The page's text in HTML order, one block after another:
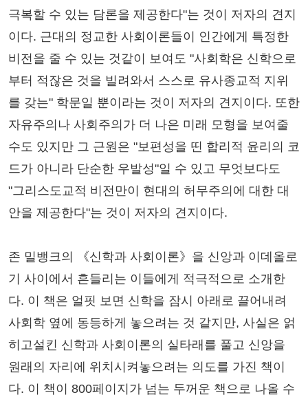
극복할 수 있는 담론을 제공한다"는 것이 저자의 견지
이다. 근대의 정교한 사회이론들이 인간에게 특정한
비전을 줄 수 있는 것같이 보여도 "사회학은 신학으로
부터 적잖은 것을 빌려와서 스스로 유사종교적 지위
를 갖는" 학문일 뿐이라는 것이 저자의 견지이다. 또한
자유주의나 사회주의가 더 나은 미래 모형을 보여줄
수도 있지만 그 근원은 "보편성을 띤 합리적 윤리의 코
드가 아니라 단순한 우발성"일 수 있고 무엇보다도
"그리스도교적 비전만이 현대의 허무주의에 대한 대
안을 제공한다"는 것이 저자의 견지이다.
존 밀뱅크의 《신학과 사회이론》을 신앙과 이데올로
기 사이에서 흔들리는 이들에게 적극적으로 소개한
다. 이 책은 얼핏 보면 신학을 잠시 아래로 끌어내려
사회학 옆에 동등하게 놓으려는 것 같지만, 사실은 얽
히고설킨 신학과 사회이론의 실타래를 풀고 신앙을
원래의 자리에 위치시켜놓으려는 의도를 가진 책이
다. 이 책이 800페이지가 넘는 두꺼운 책으로 나올 수